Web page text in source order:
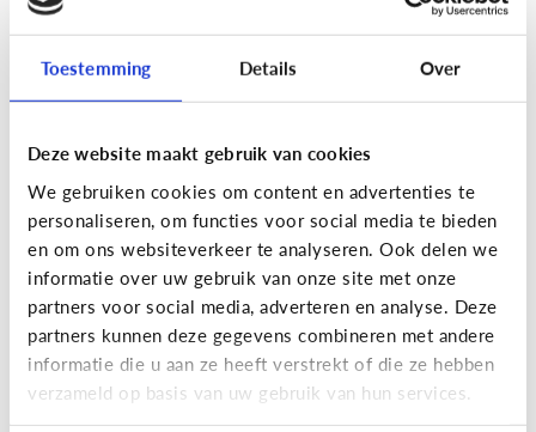
Toestemming Details Over
Deze website maakt gebruik van cookies
We gebruiken cookies om content en advertenties te
personaliseren, om functies voor social media te bieden
en om ons websiteverkeer te analyseren. Ook delen we
informatie over uw gebruik van onze site met onze
partners voor social media, adverteren en analyse. Deze
partners kunnen deze gegevens combineren met andere
informatie die u aan ze heeft verstrekt of die ze hebben
verzameld op basis van uw gebruik van hun services.
[Klik & Print]
cyberpesten
Cyberpesten
Welke tieners lopen een groter